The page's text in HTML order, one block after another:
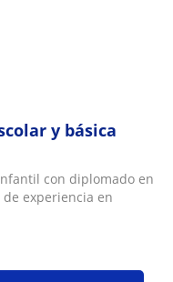
y básica
con diplomado en
experiencia en